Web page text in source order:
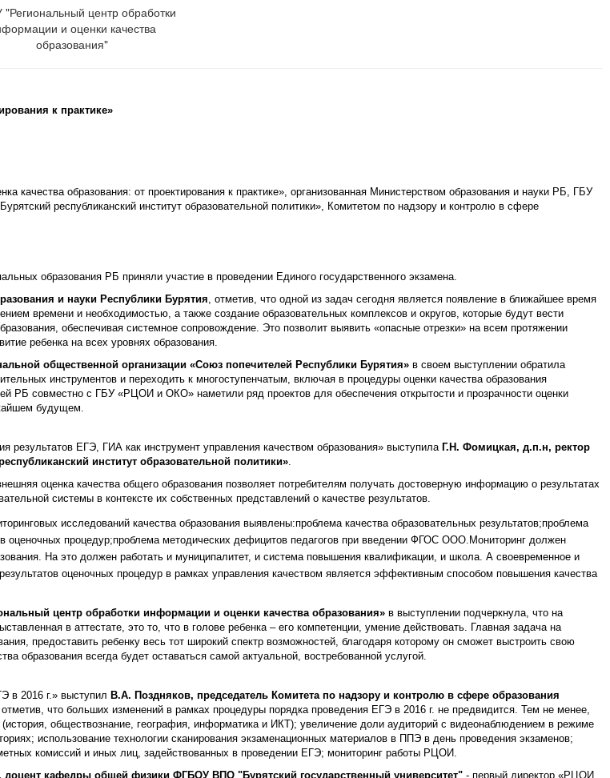
к практике»
качества образования: от проектирования к практике», организованная Министерством образования и науки РБ, ГБУ
республиканский институт образовательной политики», Комитетом по надзору и контролю в сфере
образования РБ приняли участие в проведении Единого государственного экзамена.
и науки Республики Бурятия, отметив, что одной из задач сегодня является появление в ближайшее время
времени и необходимостью, а также создание образовательных комплексов и округов, которые будут вести
обеспечивая системное сопровождение. Это позволит выявить «опасные отрезки» на всем протяжении
ребенка на всех уровнях образования.
общественной организации «Союз попечителей Республики Бурятия» в своем выступлении обратила
инструментов и переходить к многоступенчатым, включая в процедуры оценки качества образования
РБ совместно с ГБУ «РЦОИ и ОКО» наметили ряд проектов для обеспечения открытости и прозрачности оценки
будущем.
результатов ЕГЭ, ГИА как инструмент управления качеством образования» выступила Г.Н. Фомицкая, д.п.н, ректор
институт образовательной политики».
оценка качества общего образования позволяет потребителям получать достоверную информацию о результатах
системы в контексте их собственных представлений о качестве результатов.
исследований качества образования выявлены:проблема качества образовательных результатов;проблема
оценочных процедур;проблема методических дефицитов педагогов при введении ФГОС ООО.Мониторинг должен
На это должен работать и муниципалитет, и система повышения квалификации, и школа. А своевременное и
оценочных процедур в рамках управления качеством является эффективным способом повышения качества
центр обработки информации и оценки качества образования» в выступлении подчеркнула, что на
в аттестате, это то, что в голове ребенка – его компетенции, умение действовать. Главная задача на
предоставить ребенку весь тот широкий спектр возможностей, благодаря которому он сможет выстроить свою
образования всегда будет оставаться самой актуальной, востребованной услугой.
в 2016 г.» выступил В.А. Поздняков, председатель Комитета по надзору и контролю в сфере образования
отметив, что больших изменений в рамках процедуры порядка проведения ЕГЭ в 2016 г. не предвидится. Тем не менее,
(история, обществознание, география, информатика и ИКТ); увеличение доли аудиторий с видеонаблюдением в режиме
использование технологии сканирования экзаменационных материалов в ППЭ в день проведения экзаменов;
комиссий и иных лиц, задействованных в проведении ЕГЭ; мониторинг работы РЦОИ.
кафедры общей физики ФГБОУ ВПО "Бурятский государственный университет" - первый директор «РЦОИ